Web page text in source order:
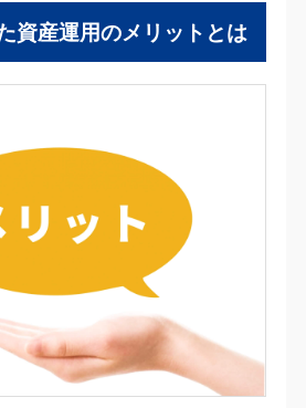
資産運用のメリットとは